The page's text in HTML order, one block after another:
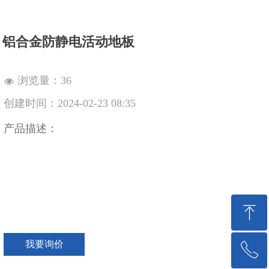
铝合金防静电活动地板
넶 浏览量： 36
创建时间： 2024-02-23 08:35
产品描述：
我要询价
ꁸ
回到顶部
ꂅ